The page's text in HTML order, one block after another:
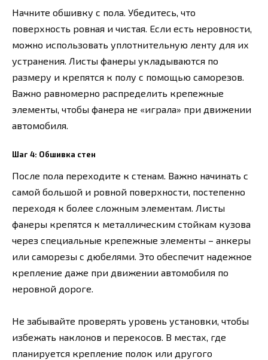
Начните обшивку с пола. Убедитесь, что
поверхность ровная и чистая. Если есть неровности,
можно использовать уплотнительную ленту для их
устранения. Листы фанеры укладываются по
размеру и крепятся к полу с помощью саморезов.
Важно равномерно распределить крепежные
элементы, чтобы фанера не «играла» при движении
автомобиля.
Шаг 4: Обшивка стен
После пола переходите к стенам. Важно начинать с
самой большой и ровной поверхности, постепенно
переходя к более сложным элементам. Листы
фанеры крепятся к металлическим стойкам кузова
через специальные крепежные элементы – анкеры
или саморезы с дюбелями. Это обеспечит надежное
крепление даже при движении автомобиля по
неровной дороге.
Не забывайте проверять уровень установки, чтобы
избежать наклонов и перекосов. В местах, где
планируется крепление полок или другого